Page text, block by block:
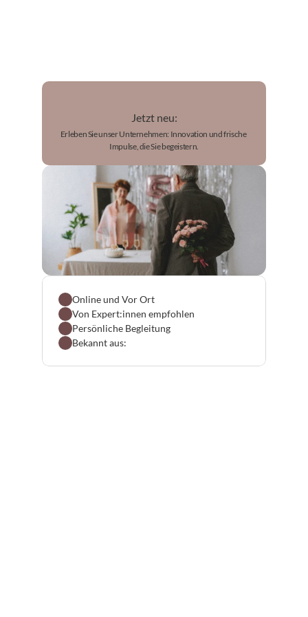
Jetzt neu:
Erleben Sie unser Unternehmen: Innovation und frische
Impulse, die Sie begeistern.
Online und Vor Ort
Von Expert:innen empfohlen
Persönliche Begleitung
Bekannt aus: